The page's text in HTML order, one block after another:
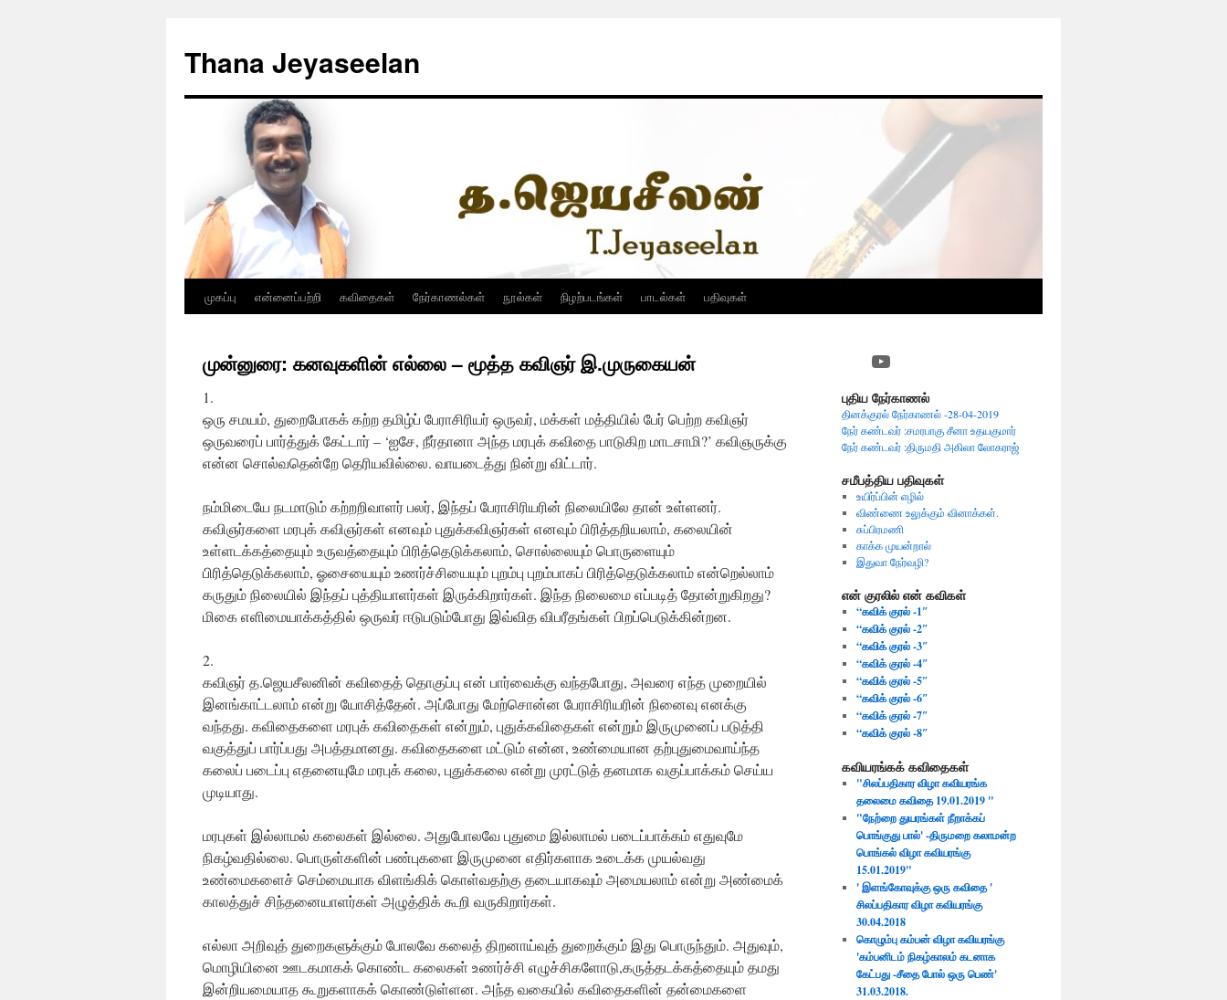
content
Thana Jeyaseelan
முகப்பு என்னைப்பற்றி கவிதைகள் நேர்காணல்கள் நூல்கள் நிழற்படங்கள் பாடல்கள் பதிவுகள்
முன்னுரை: கனவுகளின் எல்லை – மூத்த கவிஞர் இ.முருகையன்
1.
ஒரு சமயம், துறைபோகக் கற்ற தமிழ்ப் பேராசிரியர் ஒருவர், மக்கள் மத்தியில் பேர் பெற்ற கவிஞர்
ஒருவரைப் பார்த்துக் கேட்டார் – ‘ஐசே, நீர்தானா அந்த மரபுக் கவிதை பாடுகிற மாடசாமி?’ கவிஞருக்கு
என்ன சொல்வதென்றே தெரியவில்லை. வாயடைத்து நின்று விட்டார்.
நம்மிடையே நடமாடும் கற்றறிவாளர் பலர், இந்தப் பேராசிரியரின் நிலையிலே தான் உள்ளனர்.
கவிஞர்களை மரபுக் கவிஞர்கள் எனவும் புதுக்கவிஞர்கள் எனவும் பிரித்தறியலாம், கலையின்
உள்ளடக்கத்தையும் உருவத்தையும் பிரித்தெடுக்கலாம், சொல்லையும் பொருளையும்
பிரித்தெடுக்கலாம், ஓசையையும் உணர்ச்சியையும் புறம்பு புறம்பாகப் பிரித்தெடுக்கலாம் என்றெல்லாம்
கருதும் நிலையில் இந்தப் புத்தியாளர்கள் இருக்கிறார்கள். இந்த நிலைமை எப்படித் தோன்றுகிறது?
மிகை எளிமையாக்கத்தில் ஒருவர் ஈடுபடும்போது இவ்வித விபரீதங்கள் பிறப்பெடுக்கின்றன.
2.
கவிஞர் த.ஜெயசீலனின் கவிதைத் தொகுப்பு என் பார்வைக்கு வந்தபோது, அவரை எந்த முறையில்
இனங்காட்டலாம் என்று யோசித்தேன். அப்போது மேற்சொன்ன பேராசிரியரின் நினைவு எனக்கு
வந்தது. கவிதைகளை மரபுக் கவிதைகள் என்றும், புதுக்கவிதைகள் என்றும் இருமுனைப் படுத்தி
வகுத்துப் பார்ப்பது அபத்தமானது. கவிதைகளை மட்டும் என்ன, உண்மையான தற்புதுமைவாய்ந்த
கலைப் படைப்பு எதனையுமே மரபுக் கலை, புதுக்கலை என்று முரட்டுத் தனமாக வகுப்பாக்கம் செய்ய
முடியாது.
மரபுகள் இல்லாமல் கலைகள் இல்லை. அதுபோலவே புதுமை இல்லாமல் படைப்பாக்கம் எதுவுமே
நிகழ்வதில்லை. பொருள்களின் பண்புகளை இருமுனை எதிர்களாக உடைக்க முயல்வது
உண்மைகளைச் செம்மையாக விளங்கிக் கொள்வதற்கு தடையாகவும் அமையலாம் என்று அண்மைக்
காலத்துச் சிந்தனையாளர்கள் அழுத்திக் கூறி வருகிறார்கள்.
எல்லா அறிவுத் துறைகளுக்கும் போலவே கலைத் திறனாய்வுத் துறைக்கும் இது பொருந்தும். அதுவும்,
மொழியினை ஊடகமாகக் கொண்ட கலைகள் உணர்ச்சி எழுச்சிகளோடு,கருத்தடக்கத்தையும் தமது
இன்றியமையாத கூறுகளாகக் கொண்டுள்ளன. அந்த வகையில் கவிதைகளின் தன்மைகளை
YouTube
புதிய நேர்காணல்
தினக்குரல் நேர்காணல் -28-04-2019
நேர் கண்டவர் :சமரபாகு சீனா உதயகுமார்
நேர் கண்டவர் :திருமதி அகிலா லோகராஜ்
சமீபத்திய பதிவுகள்
உயிர்ப்பின் எழில்
விண்ணை உலுக்கும் வினாக்கள்.
சுப்பிரமணி
காக்க முயன்றால்
இதுவா நேர்வழி?
என் குரலில் என் கவிகள்
“கவிக் குரல் -1″
“கவிக் குரல் -2″
“கவிக் குரல் -3″
“கவிக் குரல் -4″
“கவிக் குரல் -5″
“கவிக் குரல் -6″
“கவிக் குரல் -7″
“கவிக் குரல் -8″
கவியரங்கக் கவிதைகள்
"சிலப்பதிகார விழா கவியரங்க
தலைமை கவிதை 19.01.2019 ​"
"​நேற்றை துயரங்கள் நீறாக்கப்
பொங்குது பால்' -திருமறை கலாமன்ற
பொங்கல் விழா கவியரங்கு
15.01.2019"
' இளங்கோவுக்கு ஒரு கவிதை '
சிலப்பதிகார விழா கவியரங்கு
30.04.2018​
கொழும்பு கம்பன் விழா கவியரங்கு
'கம்பனிடம் நிகழ்காலம் கடனாக
கேட்பது -சீதை போல் ஒரு பெண்'
31.03.2018.